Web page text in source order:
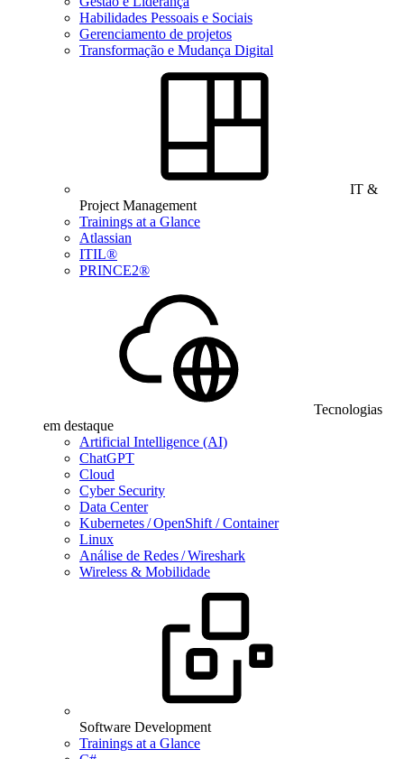
Habilidades Pessoais e Sociais
Gerenciamento de projetos
Transformação e Mudança Digital
IT &
Project Management
Trainings at a Glance
Atlassian
ITIL®
PRINCE2®
Tecnologias
em destaque
Artificial Intelligence (AI)
ChatGPT
Cloud
Cyber Security
Data Center
Kubernetes / OpenShift / Container
Linux
Análise de Redes / Wireshark
Wireless & Mobilidade
Software Development
Trainings at a Glance